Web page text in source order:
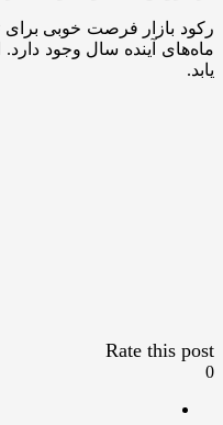
ماه‌های آینده سال وجود
یابد.
Rate this post
0